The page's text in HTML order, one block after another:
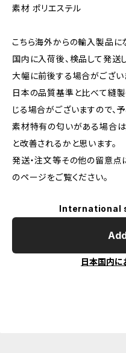
素材 ポリエステル
こちら海外からの輸入製品に
国内に入荷後、検品して発送
大幅に前後する場合がござい
日本の品質基準と比べて縫
じる場合がございますので、
素材特有の匂いがある場合
と改善されるかと思います。
発送・注文等その他の留意
のページをご覧ください。
International
日本国内に